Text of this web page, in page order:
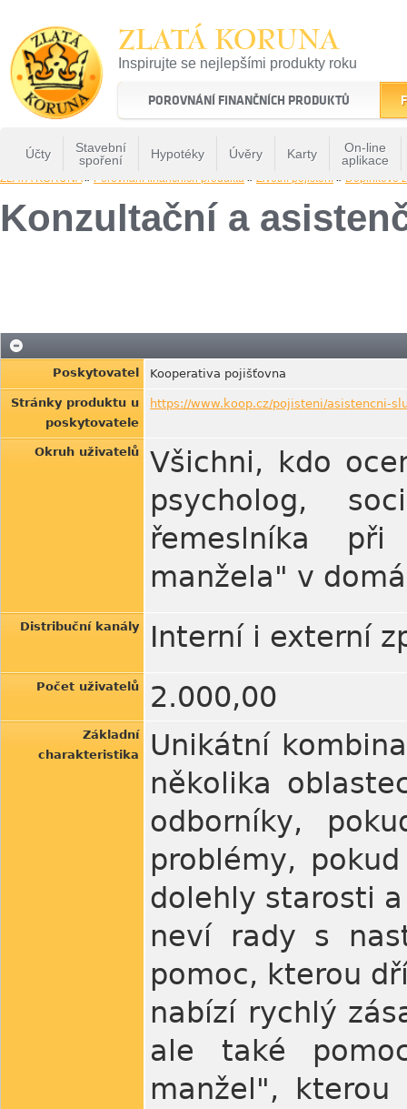
ZLATÁ KORUNA
Inspirujte se nejlepšími produkty roku
22 let tradice a kvality na finančním trhu
POROVNÁNÍ FINANČNÍCH PRODUKTŮ
Účty
Stavební
spoření
Hypotéky Úvěry Karty
On-line
aplikace
ZLATÁ KORUNA» Porovnání finančních produktů » Životní pojištění » Doplňkové
Konzultační a
Poskytovatel Kooperativa pojišťovna
Stránky produktu u
poskytovatele
https://www.koop.cz/pojisteni/asistencni-
Okruh uživatelů
Všichni, kdo
psycholog,
řemeslníka
manžela" v
Distribuční kanály Interní i externí
Počet uživatelů 2.000,00
Základní
charakteristika
Unikátní
několika
odborníky,
problémy,
dolehly starosti
neví rady s
pomoc, kterou
nabízí rychlý
ale také
manžel",